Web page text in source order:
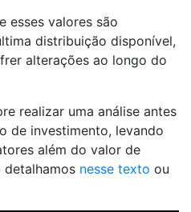
esses valores são
distribuição disponível,
alterações ao longo do
realizar uma análise antes
de investimento, levando
além do valor de
detalhamos nesse texto ou